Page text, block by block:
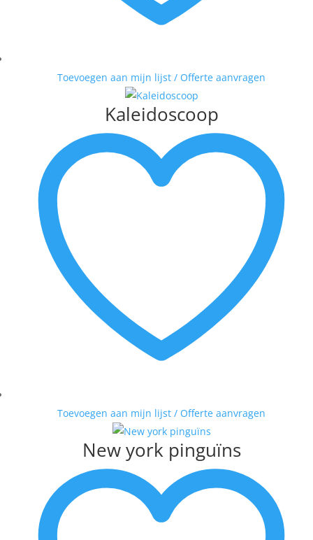
Toevoegen aan mijn lijst / Offerte aanvragen
Kaleidoscoop
Toevoegen aan mijn lijst / Offerte aanvragen
New york pinguïns